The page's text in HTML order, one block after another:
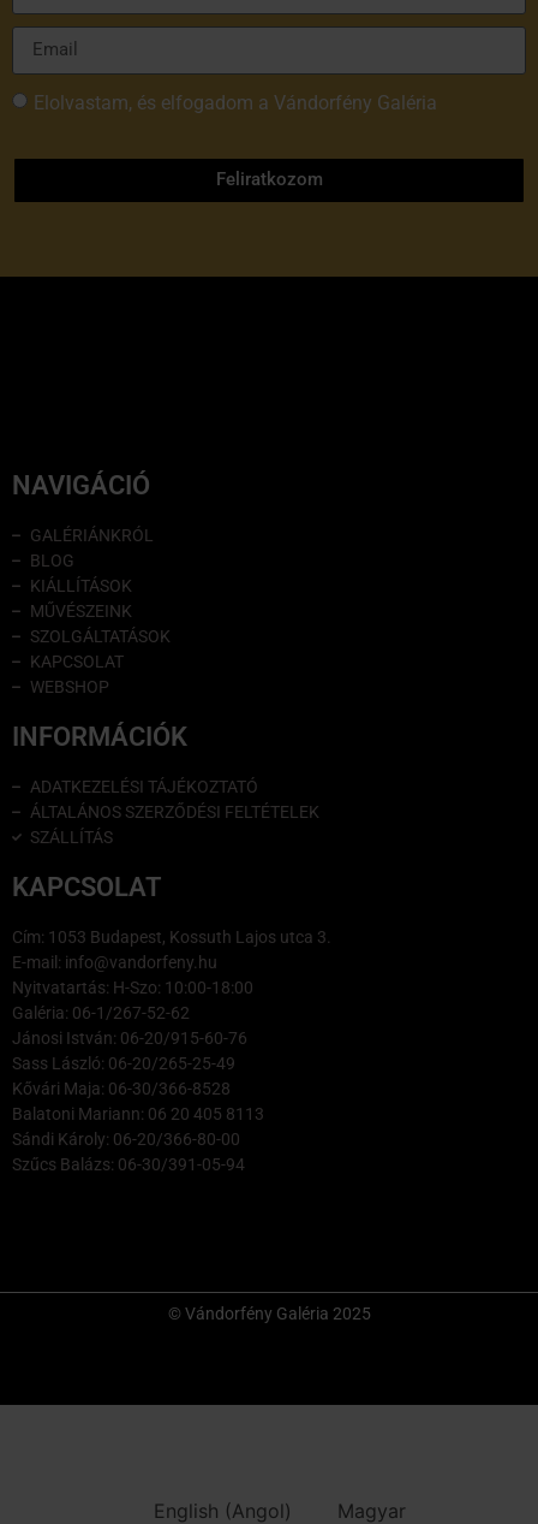
Elolvastam, és elfogadom a Vándorfény Galéria
Feliratkozom
NAVIGÁCIÓ
GALÉRIÁNKRÓL
BLOG
KIÁLLÍTÁSOK
MŰVÉSZEINK
SZOLGÁLTATÁSOK
KAPCSOLAT
WEBSHOP
INFORMÁCIÓK
ADATKEZELÉSI TÁJÉKOZTATÓ
ÁLTALÁNOS SZERZŐDÉSI FELTÉTELEK
SZÁLLÍTÁS
KAPCSOLAT
Cím: 1053 Budapest, Kossuth Lajos utca 3.
E-mail: info@vandorfeny.hu
Nyitvatartás: H-Szo: 10:00-18:00
Galéria: 06-1/267-52-62
Jánosi István: 06-20/915-60-76
Sass László: 06-20/265-25-49
Kővári Maja: 06-30/366-8528
Balatoni Mariann: 06 20 405 8113
Sándi Károly: 06-20/366-80-00
Szűcs Balázs: 06-30/391-05-94
© Vándorfény Galéria 2025
English (Angol) Magyar